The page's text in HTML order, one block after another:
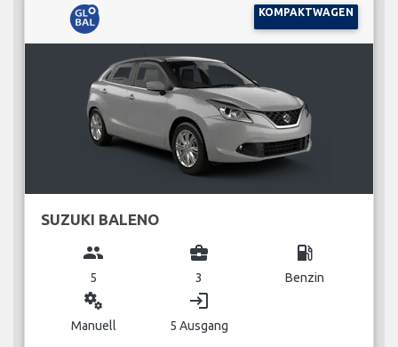
KOMPAKTWAGEN
SUZUKI BALENO
group
5
business_center
3
local_gas_station
Benzin
miscellaneous_services
Manuell
login
5 Ausgang